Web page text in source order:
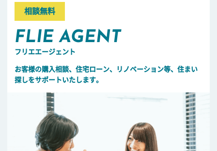
相談無料
FLIE AGENT
フリエエージェント
お客様の購入相談、住宅ローン、リノベーション等、住まい
探しをサポートいたします。